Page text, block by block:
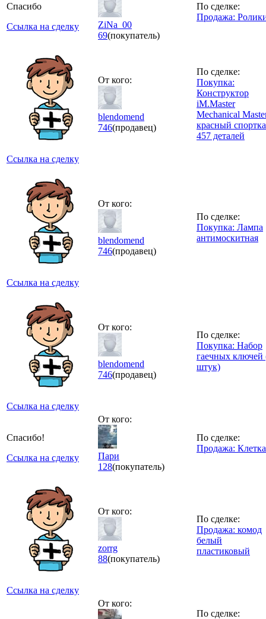
Спасибо
Ссылка на сделку
ZiNa_00
69(покупатель)
По сделке:
Продажа:
Ссылка на сделку
От кого:
blendomend
746(продавец)
По сделке:
Покупка:
Конструктор
iM.Master
Mechanical
красный
457 деталей
Ссылка на сделку
От кого:
blendomend
746(продавец)
По сделке:
Покупка: Лампа
антимоскитная
Ссылка на сделку
От кого:
blendomend
746(продавец)
По сделке:
Покупка: Набор
гаечных ключей
штук)
Спасибо!
Ссылка на сделку
От кого:
Пари
128(покупатель)
По сделке:
Продажа: Клетка
Ссылка на сделку
От кого:
zorrg
88(покупатель)
По сделке:
Продажа: комод
белый
пластиковый
От кого:
По сделке: